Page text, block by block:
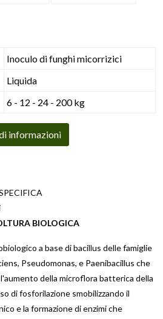
Inoculo di funghi micorrizici
Liquida
6 - 12 - 24 - 200 kg
informazioni
BIOLOGICA
a base di bacillus delle famiglie
Pseudomonas, e Paenibacillus che
della microflora batterica della
di fosforilazione smobilizzando il
e la formazione di enzimi che